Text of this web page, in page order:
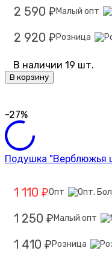
2 590 ₽ Малый опт
2 920 ₽ Розница
В наличии 19 шт.
В корзину
-27%
Подушка "Верблюжья
1 110 ₽Опт
1 250 ₽ Малый опт
1 410 ₽ Розница